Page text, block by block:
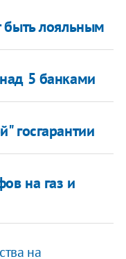
быть лояльным
5 банками
госгарантии
на газ и
на